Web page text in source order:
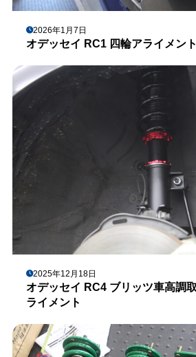
2026年1月7日
オデッセイ RC1 四輪アライメント
2025年12月18日
オデッセイ RC4 ブリッツ車高調
ライメント